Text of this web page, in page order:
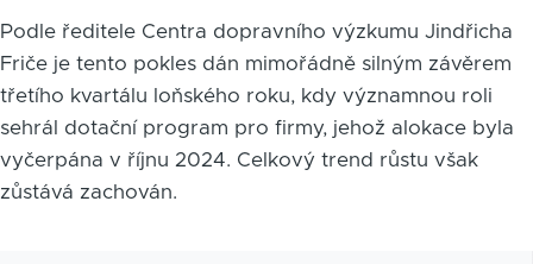
Podle ředitele Centra dopravního výzkumu Jindřicha
Friče je tento pokles dán mimořádně silným závěrem
třetího kvartálu loňského roku, kdy významnou roli
sehrál dotační program pro firmy, jehož alokace byla
vyčerpána v říjnu 2024. Celkový trend růstu však
zůstává zachován.